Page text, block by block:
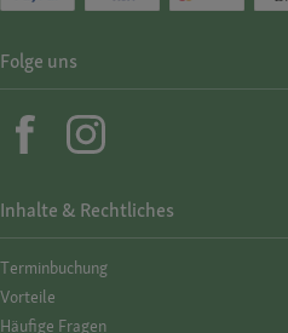
Inhalte & Rechtliches
Termin­buchung
Vorteile
Häufige Fragen
Folge uns